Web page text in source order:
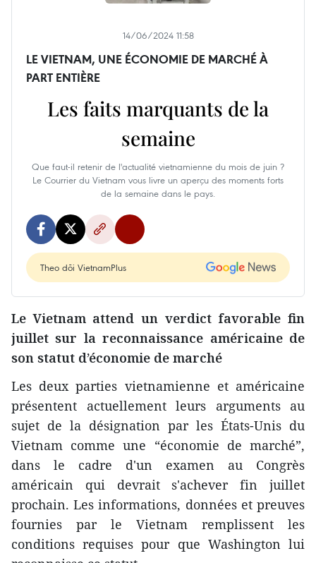
14/06/2024 11:58
LE VIETNAM, UNE ÉCONOMIE DE MARCHÉ À
PART ENTIÈRE
Les faits marquants de la
semaine
Que faut-il retenir de l'actualité vietnamienne du mois de juin ?
Le Courrier du Vietnam vous livre un aperçu des moments forts
de la semaine dans le pays.
Theo dõi VietnamPlus
Le Vietnam attend un verdict favorable fin
juillet sur la reconnaissance américaine de
son statut d’économie de marché
Les deux parties vietnamienne et américaine
présentent actuellement leurs arguments au
sujet de la désignation par les États-Unis du
Vietnam comme une “économie de marché”,
dans le cadre d'un examen au Congrès
américain qui devrait s'achever fin juillet
prochain. Les informations, données et preuves
fournies par le Vietnam remplissent les
conditions requises pour que Washington lui